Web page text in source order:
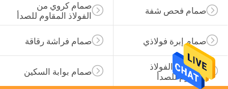
صمام كروي من
الفولاذ المقاوم للصدأ
صمام فحص شفة
صمام فراشة رقاقة صمام إبرة فولاذي
صمام بوابة السكين
مصفاة Y الفولاذ
المقاوم للصدأ